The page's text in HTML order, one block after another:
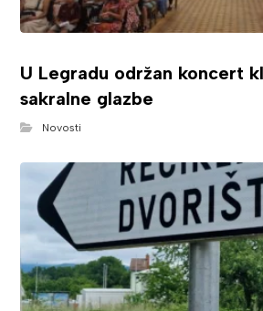
U Legradu održan koncert
sakralne glazbe
Novosti